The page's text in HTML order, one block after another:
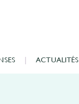
ACTUALITÉS